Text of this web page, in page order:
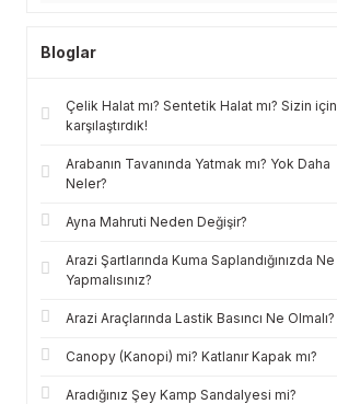
Bloglar
Çelik Halat mı? Sentetik Halat mı? Sizin için
karşılaştırdık!
Arabanın Tavanında Yatmak mı? Yok Daha
Neler?
Ayna Mahruti Neden Değişir?
Arazi Şartlarında Kuma Saplandığınızda Ne
Yapmalısınız?
Arazi Araçlarında Lastik Basıncı Ne Olmalı?
Canopy (Kanopi) mi? Katlanır Kapak mı?
Aradığınız Şey Kamp Sandalyesi mi?